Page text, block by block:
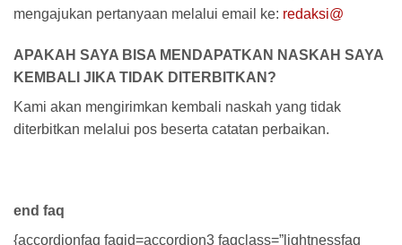
mengajukan pertanyaan melalui email ke: redaksi@
APAKAH SAYA BISA MENDAPATKAN NASKAH SAYA
KEMBALI JIKA TIDAK DITERBITKAN?
Kami akan mengirimkan kembali naskah yang tidak
diterbitkan melalui pos beserta catatan perbaikan.
end faq
{accordionfaq faqid=accordion3 faqclass=”lightnessfaq